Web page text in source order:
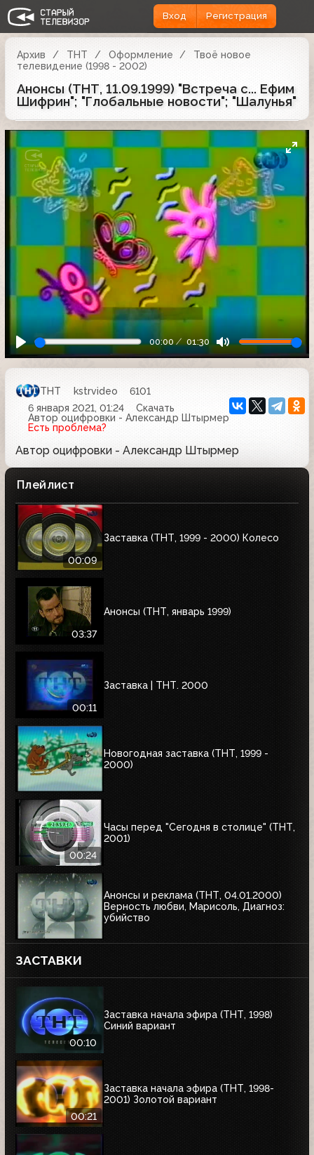
Вход Регистрация
Архив ТНТ Оформление
Твоё новое
телевидение (1998 - 2002)
Анонсы (ТНТ, 11.09.1999) "Встреча с... Ефим
Шифрин"; "Глобальные новости"; "Шалунья"
00:00 01:30
ТНТ kstrvideo
6101
6 января 2021, 01:24
Скачать
Автор оцифровки - Александр Штырмер
Есть проблема?
Автор оцифровки - Александр Штырмер
Плейлист
00:09
Заставка (ТНТ, 1999 - 2000) Колесо
03:37
Анонсы (ТНТ, январь 1999)
00:11
Заставка | ТНТ. 2000
Новогодная заставка (ТНТ, 1999 -
2000)
00:24
Часы перед "Сегодня в столице" (ТНТ,
2001)
Анонсы и реклама (ТНТ, 04.01.2000)
Верность любви, Марисоль, Диагноз:
убийство
ЗАСТАВКИ
00:10
Заставка начала эфира (ТНТ, 1998)
Синий вариант
00:21
Заставка начала эфира (ТНТ, 1998-
2001) Золотой вариант